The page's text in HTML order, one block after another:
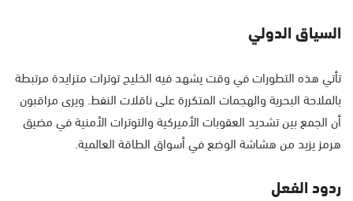
السياق الدولي
تأتي هذه التطورات في وقت يشهد فيه الخليج توترات متزايدة مرتبطة
بالملاحة البحرية والهجمات المتكررة على ناقلات النفط. ويرى مراقبون
أن الجمع بين تشديد العقوبات الأميركية والتوترات الأمنية في مضيق
هرمز يزيد من هشاشة الوضع في أسواق الطاقة العالمية.
ردود الفعل